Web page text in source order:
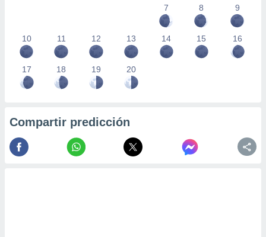
7
8 9
10 11 12 13 14 15 16
17 18 19 20
Compartir predicción